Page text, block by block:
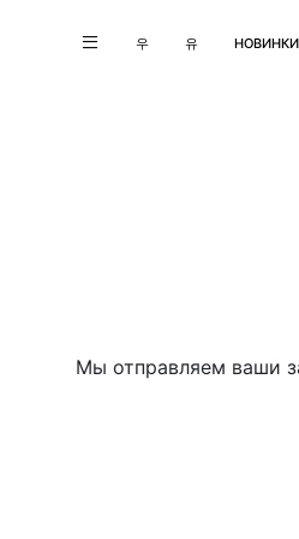
우 유 НОВИНКИ
Мы отправляем ваши